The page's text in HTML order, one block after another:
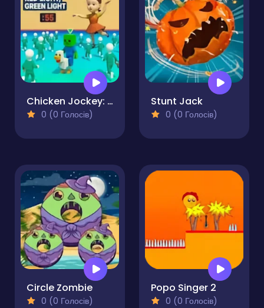
Chicken Jockey: Red Light Green Light
0 (0 Голосів)
Stunt Jack
0 (0 Голосів)
Circle Zombie
0 (0 Голосів)
Popo Singer 2
0 (0 Голосів)